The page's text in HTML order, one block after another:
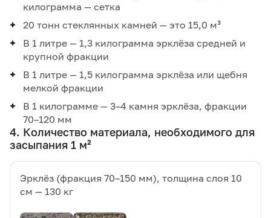
килограмма — сетка
20 тонн стеклянных камней — это 15,0 м³
В 1 литре — 1,3 килограмма эрклёза средней и
крупной фракции
В 1 литре — 1,5 килограмма эрклёза или щебня
мелкой фракции
В 1 килограмме — 3–4 камня эрклёза, фракции
70–120 мм
4. Количество материала, необходимого для
засыпания 1 м²
Эрклёз (фракция 70–150 мм), толщина слоя 10
см — 130 кг